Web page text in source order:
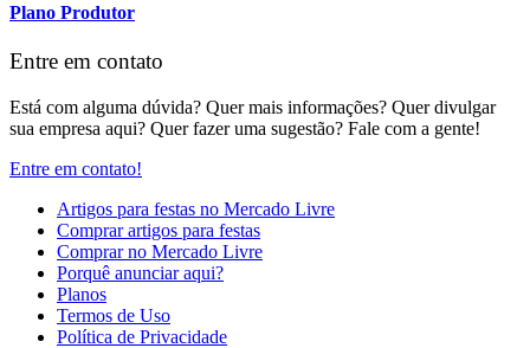
Plano Produtor
Entre em contato
Está com alguma dúvida? Quer mais informações? Quer divulgar
sua empresa aqui? Quer fazer uma sugestão? Fale com a gente!
Entre em contato!
Artigos para festas no Mercado Livre
Comprar artigos para festas
Comprar no Mercado Livre
Porquê anunciar aqui?
Planos
Termos de Uso
Política de Privacidade